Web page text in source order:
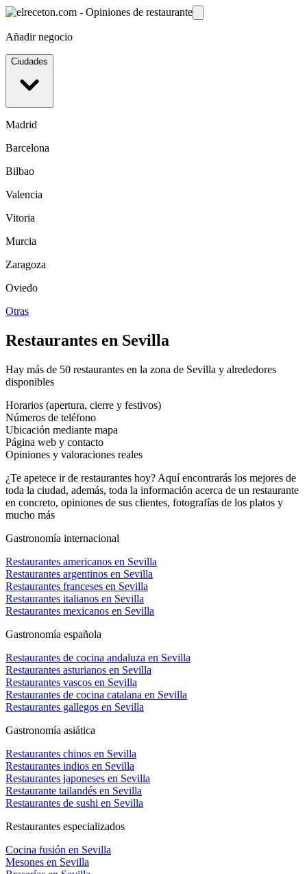
Añadir negocio
Ciudades
Madrid
Barcelona
Bilbao
Valencia
Vitoria
Murcia
Zaragoza
Oviedo
Otras
Restaurantes en Sevilla
Hay más de 50 restaurantes en la zona de Sevilla y alrededores
disponibles
Horarios (apertura, cierre y festivos)
Números de teléfono
Ubicación mediante mapa
Página web y contacto
Opiniones y valoraciones reales
¿Te apetece ir de restaurantes hoy? Aquí encontrarás los mejores de
toda la ciudad, además, toda la información acerca de un restaurante
en concreto, opiniones de sus clientes, fotografías de los platos y
mucho más
Gastronomía internacional
Restaurantes americanos en Sevilla
Restaurantes argentinos en Sevilla
Restaurantes franceses en Sevilla
Restaurantes italianos en Sevilla
Restaurantes mexicanos en Sevilla
Gastronomía española
Restaurantes de cocina andaluza en Sevilla
Restaurantes asturianos en Sevilla
Restaurantes vascos en Sevilla
Restaurantes de cocina catalana en Sevilla
Restaurantes gallegos en Sevilla
Gastronomía asiática
Restaurantes chinos en Sevilla
Restaurantes indios en Sevilla
Restaurantes japoneses en Sevilla
Restaurante tailandés en Sevilla
Restaurantes de sushi en Sevilla
Restaurantes especializados
Cocina fusión en Sevilla
Mesones en Sevilla